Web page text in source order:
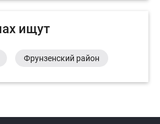
ищут
Фрунзенский район